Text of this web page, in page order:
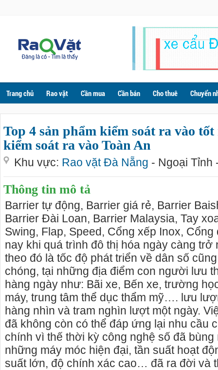
Trang chủ Rao vặt Cần mua Cần bán Cho thuê Chuyển
Top 4 sản phẩm kiểm soát ra vào
kiểm soát ra vào Toàn An
Khu vực: Rao vặt Đà Nẵng - Ngoại Tỉnh
Thông tin mô tả
Barrier tự động, Barrier giá rẻ, Barrier
Barrier Đài Loan, Barrier Malaysia, Tay
Swing, Flap, Speed, Cổng xếp Inox, Cổng
nay khi quá trình đô thị hóa ngày càng trở
theo đó là tốc độ phát triển về dân số
chóng, tại những địa điểm con người lưu
hàng ngày như: Bãi xe, Bến xe, trường
máy, trung tâm thể dục thẩm mỹ…. lưu
hàng nhìn và tram nghìn lượt một ngày.
đã không còn có thể đáp ứng lại nhu cầu
chính vì thế thời kỳ công nghệ số đã
những máy móc hiện đại, tần suất hoạt
suất lớn, độ chính xác cao… đã ra đời và